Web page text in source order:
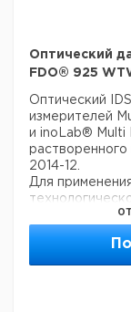
Оптический
FDO® 925
Оптический
измерителей
и inoLab® Multi
растворенного
2014-12.
Для
водоочистных
поглощения
с наклонной
пузырьков
от